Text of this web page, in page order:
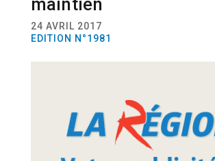
24 AVRIL 2017
EDITION N°1981